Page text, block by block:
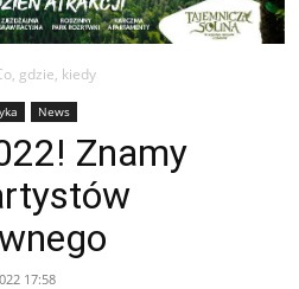
gdzie, kiedy
News
Znamy
17:58